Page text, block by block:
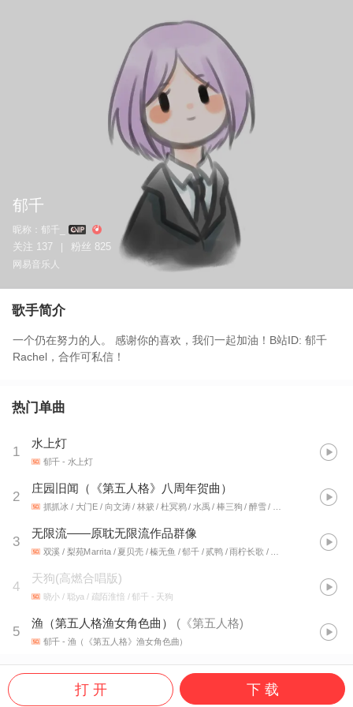
郁千
昵称： 郁千_
关注 137 粉丝 825
网易音乐人
歌手简介
一个仍在努力的人。 感谢你的喜欢，我们一起加油！B站ID: 郁千
Rachel，合作可私信！
热门单曲
1
水上灯
郁千 - 水上灯
2
庄园旧闻（《第五人格》八周年贺曲）
抓抓冰 / 大门E / 向文涛 / 林簌 / 杜冥鸦 / 水禹 / 棒三狗 / 醉雪 / 令狐襄儿 / 晴愔 / 林牧遥 / 陈砚舟 / 大C / 诺言Jason / 洛劫 / 不是黑籽儿 / 子无余 / 郁千 / 茶了了 / 刘思岑
3
无限流——原耽无限流作品群像
双溪 / 梨苑Marrita / 夏贝壳 / 榛无鱼 / 郁千 / 贰鸭 / 雨柠长歌 / 梨华rika / 陌翎 - 无限
4
天狗(高燃合唱版)
晓小 / 聪ya / 疏陌淮愔 / 郁千 - 天狗
5
渔（第五人格渔女角色曲） ( 《第五人格)
郁千 - 渔（《第五人格》渔女角色曲）
打 开 下 载